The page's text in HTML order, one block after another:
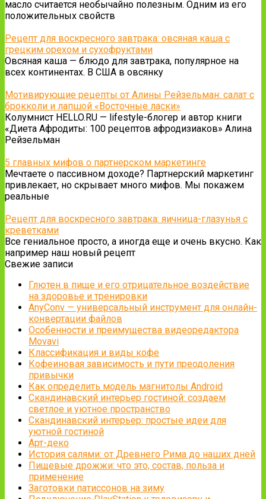
масло считается необычайно полезным. Одним из его
положительных свойств
Рецепт для воскресного завтрака: овсяная каша с
грецким орехом и сухофруктами
Овсяная каша — блюдо для завтрака, популярное на
всех континентах. В США в овсянку
Мотивирующие рецепты от Алины Рейзельман: cалат с
брокколи и лапшой «Восточные ласки»
Колумнист HELLO.RU — lifestyle-блогер и автор книги
«Диета Афродиты: 100 рецептов афродизиаков» Алина
Рейзельман
5 главных мифов о партнерском маркетинге
Мечтаете о пассивном доходе? Партнерский маркетинг
привлекает, но скрывает много мифов. Мы покажем
реальные
Рецепт для воскресного завтрака: яичница-глазунья с
креветками
Все гениальное просто, а иногда еще и очень вкусно. Как
например наш новый рецепт
Свежие записи
Глютен в пище и его отрицательное воздействие
на здоровье и тренировки
AnyConv — универсальный инструмент для онлайн-
конвертации файлов
Особенности и преимущества видеоредактора
Movavi
Классификация и виды кофе
Кофеиновая зависимость и пути преодоления
привычки
Как определить модель магнитолы Android
Скандинавский интерьер гостиной: создаем
светлое и уютное пространство
Скандинавский интерьер: простые идеи для
уютной гостиной
Арт-деко
История салями: от Древнего Рима до наших дней
Пищевые дрожжи: что это, состав, польза и
применение
Заготовки патиссонов на зиму